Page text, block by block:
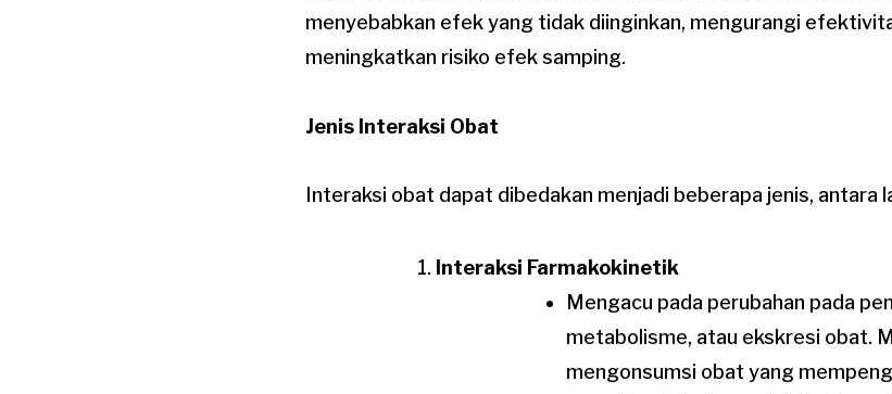
menyebabkan efek yang tidak diinginkan, mengurangi
meningkatkan risiko efek samping.
Jenis Interaksi Obat
Interaksi obat dapat dibedakan menjadi beberapa jenis, antara
Interaksi Farmakokinetik
Mengacu pada perubahan pada
metabolisme, atau ekskresi obat.
mengonsumsi obat yang